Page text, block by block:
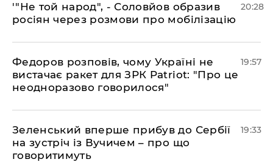
​'"Не той народ", - Соловйов образив
росіян через розмови про мобілізацію
20:28
​Федоров розповів, чому Україні не
вистачає ракет для ЗРК Patriot: "Про це
неодноразово говорилося"
19:57
​Зеленський вперше прибув до Сербії
на зустріч із Вучичем – про що
говоритимуть
19:33